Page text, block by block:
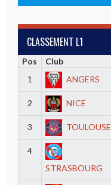
CLASSEMENT L1
Pos Club
1
ANGERS
2 NICE
3 TOULOUSE
4
STRASBOURG